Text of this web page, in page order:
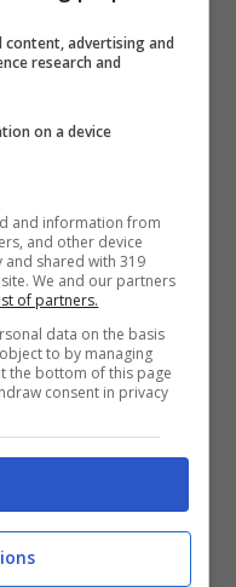
Nazionale
CT
Nazionale che
tecnico
attesa
a giocare negli
in America per
grande
vorranno
content, advertising and
research and
on a device
and information from
and other device
and shared with 319
We and our partners
of partners.
data on the basis
to by managing
the bottom of this page
consent in privacy